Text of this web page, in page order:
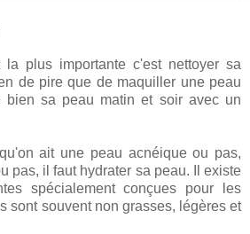
plus importante c'est nettoyer sa
de pire que de maquiller une peau
bien sa peau matin et soir avec un
ait une peau acnéique ou pas,
pas, il faut hydrater sa peau. Il existe
spécialement conçues pour les
sont souvent non grasses, légères et